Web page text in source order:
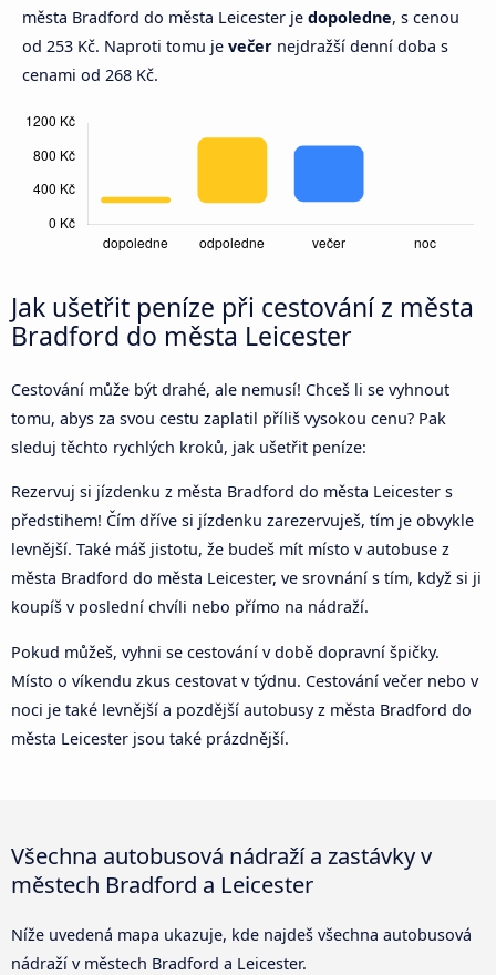
města Bradford do města Leicester je dopoledne, s cenou
od 253 Kč. Naproti tomu je večer nejdražší denní doba s
cenami od 268 Kč.
Jak ušetřit peníze při cestování z města
Bradford do města Leicester
Cestování může být drahé, ale nemusí! Chceš li se vyhnout
tomu, abys za svou cestu zaplatil příliš vysokou cenu? Pak
sleduj těchto rychlých kroků, jak ušetřit peníze:
Rezervuj si jízdenku z města Bradford do města Leicester s
předstihem! Čím dříve si jízdenku zarezervuješ, tím je obvykle
levnější. Také máš jistotu, že budeš mít místo v autobuse z
města Bradford do města Leicester, ve srovnání s tím, když si ji
koupíš v poslední chvíli nebo přímo na nádraží.
Pokud můžeš, vyhni se cestování v době dopravní špičky.
Místo o víkendu zkus cestovat v týdnu. Cestování večer nebo v
noci je také levnější a pozdější autobusy z města Bradford do
města Leicester jsou také prázdnější.
Všechna autobusová nádraží a zastávky v
městech Bradford a Leicester
Níže uvedená mapa ukazuje, kde najdeš všechna autobusová
nádraží v městech Bradford a Leicester.